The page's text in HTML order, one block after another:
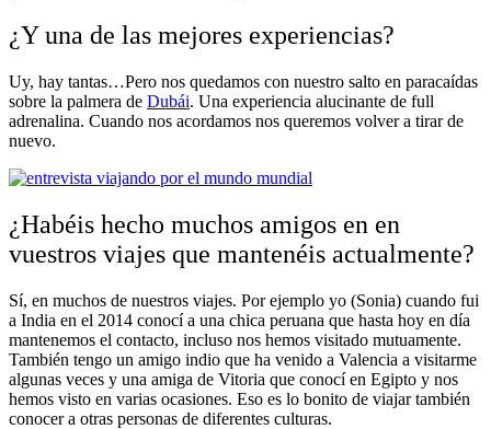
¿Y una de las mejores experiencias?
Uy, hay tantas…Pero nos quedamos con nuestro salto en paracaídas
sobre la palmera de Dubái. Una experiencia alucinante de full
adrenalina. Cuando nos acordamos nos queremos volver a tirar de
nuevo.
¿Habéis hecho muchos amigos en en
vuestros viajes que mantenéis actualmente?
Sí, en muchos de nuestros viajes. Por ejemplo yo (Sonia) cuando fui
a India en el 2014 conocí a una chica peruana que hasta hoy en día
mantenemos el contacto, incluso nos hemos visitado mutuamente.
También tengo un amigo indio que ha venido a Valencia a visitarme
algunas veces y una amiga de Vitoria que conocí en Egipto y nos
hemos visto en varias ocasiones. Eso es lo bonito de viajar también
conocer a otras personas de diferentes culturas.